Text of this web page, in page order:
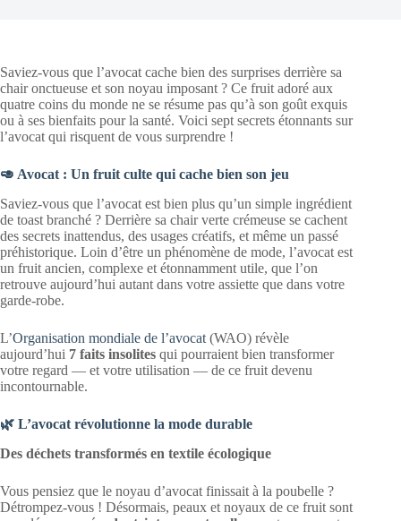
Saviez-vous que l’avocat cache bien des surprises derrière sa
chair onctueuse et son noyau imposant ? Ce fruit adoré aux
quatre coins du monde ne se résume pas qu’à son goût exquis
ou à ses bienfaits pour la santé. Voici sept secrets étonnants sur
l’avocat qui risquent de vous surprendre !
🥑 Avocat : Un fruit culte qui cache bien son jeu
Saviez-vous que l’avocat est bien plus qu’un simple ingrédient
de toast branché ? Derrière sa chair verte crémeuse se cachent
des secrets inattendus, des usages créatifs, et même un passé
préhistorique. Loin d’être un phénomène de mode, l’avocat est
un fruit ancien, complexe et étonnamment utile, que l’on
retrouve aujourd’hui autant dans votre assiette que dans votre
garde-robe.
L’Organisation mondiale de l’avocat (WAO) révèle
aujourd’hui 7 faits insolites qui pourraient bien transformer
votre regard — et votre utilisation — de ce fruit devenu
incontournable.
🌿 L’avocat révolutionne la mode durable
Des déchets transformés en textile écologique
Vous pensiez que le noyau d’avocat finissait à la poubelle ?
Détrompez-vous ! Désormais, peaux et noyaux de ce fruit sont